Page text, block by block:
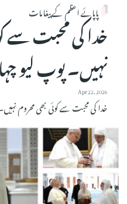
پاپائے اعظم کے پیغامات
خدا کی محبت سے
نہیں۔ پوپ لیو
Apr 22, 2026
خدا کی محبت سے کوئی بھی محروم